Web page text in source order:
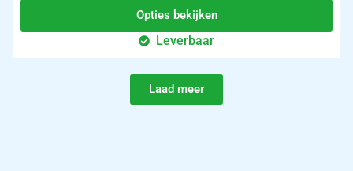
Opties bekijken
Leverbaar
Laad meer